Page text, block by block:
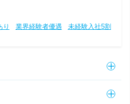
り 業界経験者優遇
未経験入社5割